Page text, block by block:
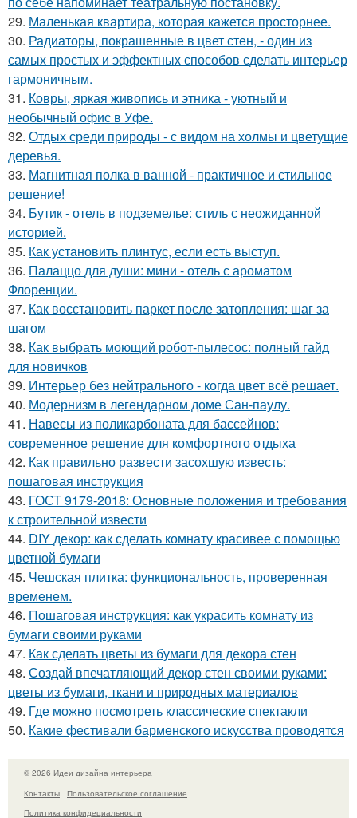
29. Маленькая квартира, которая кажется просторнее.
30. Радиаторы, покрашенные в цвет стен, - один из
самых простых и эффектных способов сделать интерьер
гармоничным.
31. Ковры, яркая живопись и этника - уютный и
необычный офис в Уфе.
32. Отдых среди природы - с видом на холмы и цветущие
деревья.
33. Магнитная полка в ванной - практичное и стильное
решение!
34. Бутик - отель в подземелье: стиль с неожиданной
историей.
35. Как установить плинтус, если есть выступ.
36. Палаццо для души: мини - отель с ароматом
Флоренции.
37. Как восстановить паркет после затопления: шаг за
шагом
38. Как выбрать моющий робот-пылесос: полный гайд
для новичков
39. Интерьер без нейтрального - когда цвет всё решает.
40. Модернизм в легендарном доме Сан-паулу.
41. Навесы из поликарбоната для бассейнов:
современное решение для комфортного отдыха
42. Как правильно развести засохшую известь:
пошаговая инструкция
43. ГОСТ 9179-2018: Основные положения и требования
к строительной извести
44. DIY декор: как сделать комнату красивее с помощью
цветной бумаги
45. Чешская плитка: функциональность, проверенная
временем.
46. Пошаговая инструкция: как украсить комнату из
бумаги своими руками
47. Как сделать цветы из бумаги для декора стен
48. Создай впечатляющий декор стен своими руками:
цветы из бумаги, ткани и природных материалов
49. Где можно посмотреть классические спектакли
50. Какие фестивали барменского искусства проводятся
© 2026 Идеи дизайна интерьера
Контакты
Пользовательское соглашение
Политика конфидециальности